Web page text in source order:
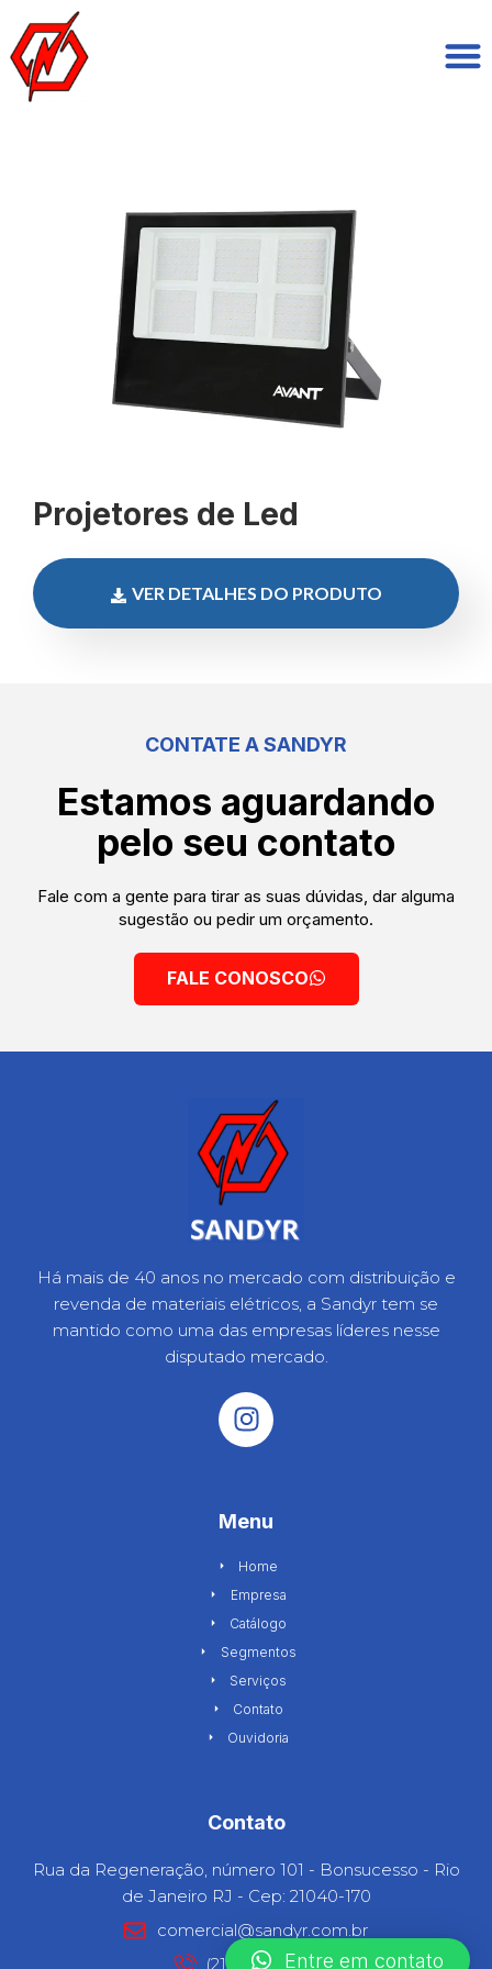
Projetores de Led
VER DETALHES DO PRODUTO
CONTATE A SANDYR
Estamos aguardando
pelo seu contato
Fale com a gente para tirar as suas dúvidas, dar alguma
sugestão ou pedir um orçamento.
FALE CONOSCO
Há mais de 40 anos no mercado com distribuição e
revenda de materiais elétricos, a Sandyr tem se
mantido como uma das empresas líderes nesse
disputado mercado.
Menu
Home
Empresa
Catálogo
Segmentos
Serviços
Contato
Ouvidoria
Contato
Rua da Regeneração, número 101 - Bonsucesso - Rio
de Janeiro RJ - Cep: 21040-170
comercial@sandyr.com.br
(21) 3977-9000Entre em contato